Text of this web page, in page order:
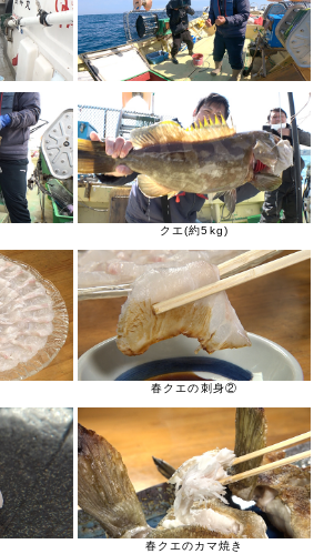
クエ(約5kg)
春クエの刺身②
春クエのカマ焼き